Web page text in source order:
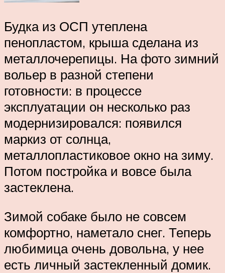
Будка из ОСП утеплена
пенопластом, крыша сделана из
металлочерепицы. На фото зимний
вольер в разной степени
готовности: в процессе
эксплуатации он несколько раз
модернизировался: появился
маркиз от солнца,
металлопластиковое окно на зиму.
Потом постройка и вовсе была
застеклена.
Зимой собаке было не совсем
комфортно, наметало снег. Теперь
любимица очень довольна, у нее
есть личный застекленный домик.